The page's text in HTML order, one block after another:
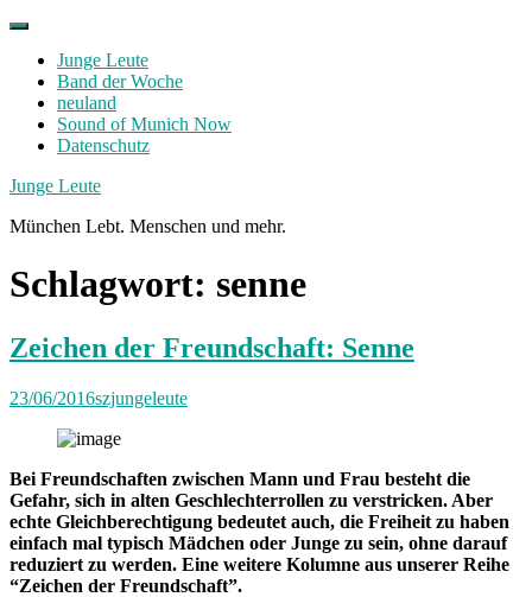
Skip
contentJunge Leute
Band der Woche
neuland
Sound of Munich Now
Datenschutz
Facebook
Twitter
Instagram
Junge Leute
München Lebt. Menschen und mehr.
Schlagwort: senne
Zeichen der Freundschaft: Senne
23/06/2016szjungeleute
Bei Freundschaften zwischen Mann und Frau besteht die
Gefahr, sich in alten Geschlechterrollen zu verstricken. Aber
echte Gleichberechtigung bedeutet auch, die Freiheit zu haben
einfach mal typisch Mädchen oder Junge zu sein, ohne darauf
reduziert zu werden. Eine weitere Kolumne aus unserer Reihe
“Zeichen der Freundschaft”.